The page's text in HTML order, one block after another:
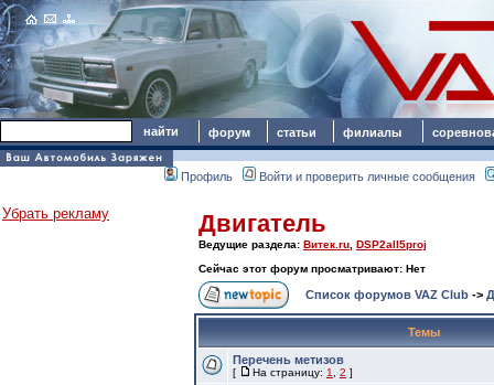
форум статьи филиалы
Профиль Войти и проверить личные сообщения
Убрать рекламу Двигатель
Ведущие раздела: Витек.ru DSP2all5proj
Сейчас этот форум просматривают: Нет
Список форумов VAZ Club ->
Темы
Перечень метизов
[ На страницу: 1 2 ]